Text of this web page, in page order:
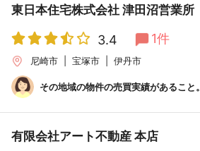
東日本住宅株式会社 津田沼営業所
3.4 1件
尼崎市 宝塚市 伊丹市
その地域の物件の売買実績があること。
有限会社アート不動産 本店